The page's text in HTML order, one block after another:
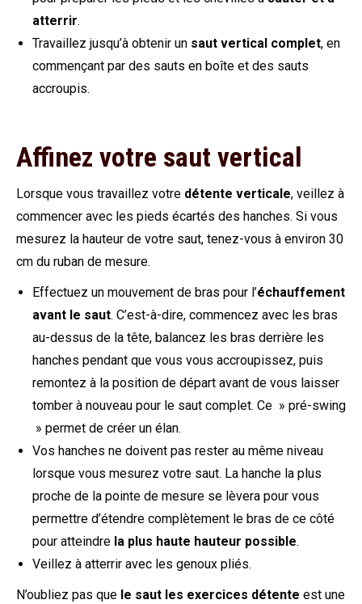
atterrir.
Travaillez jusqu’à obtenir un saut vertical complet, en
commençant par des sauts en boîte et des sauts
accroupis.
Affinez votre saut vertical
Lorsque vous travaillez votre détente verticale, veillez à
commencer avec les pieds écartés des hanches. Si vous
mesurez la hauteur de votre saut, tenez-vous à environ 30
cm du ruban de mesure.
Effectuez un mouvement de bras pour l’échauffement
avant le saut. C’est-à-dire, commencez avec les bras
au-dessus de la tête, balancez les bras derrière les
hanches pendant que vous vous accroupissez, puis
remontez à la position de départ avant de vous laisser
tomber à nouveau pour le saut complet. Ce » pré-swing
» permet de créer un élan.
Vos hanches ne doivent pas rester au même niveau
lorsque vous mesurez votre saut. La hanche la plus
proche de la pointe de mesure se lèvera pour vous
permettre d’étendre complètement le bras de ce côté
pour atteindre la plus haute hauteur possible.
Veillez à atterrir avec les genoux pliés.
N’oubliez pas que le saut les exercices détente est une